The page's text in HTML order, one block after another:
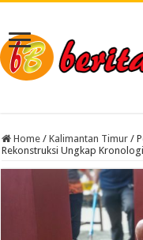
Home / Kalimantan Timur /
Rekonstruksi Ungkap Kronologi